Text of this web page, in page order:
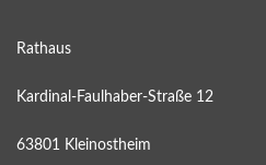
Rathaus
Kardinal-Faulhaber-Straße 12
63801 Kleinostheim